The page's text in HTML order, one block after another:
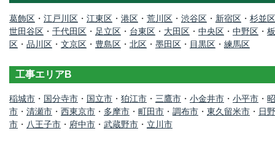
葛飾区 ・ 江戸川区 ・ 江東区 ・ 港区 ・ 荒川区 ・ 渋谷区 ・ 新宿区 ・ 杉並区
世田谷区 ・ 千代田区 ・ 足立区 ・ 台東区 ・ 大田区 ・ 中央区 ・ 中野区 ・
区 ・ 品川区 ・ 文京区 ・ 豊島区 ・ 北区 ・ 墨田区 ・ 目黒区 ・ 練馬区
工事エリアB
稲城市 ・ 国分寺市 ・ 国立市 ・ 狛江市 ・ 三鷹市 ・ 小金井市 ・ 小平市 ・
市 ・ 清瀬市 ・ 西東京市 ・ 多摩市 ・ 町田市 ・ 調布市 ・ 東久留米市 ・ 日野
市 ・ 八王子市 ・ 府中市 ・ 武蔵野市 ・ 立川市